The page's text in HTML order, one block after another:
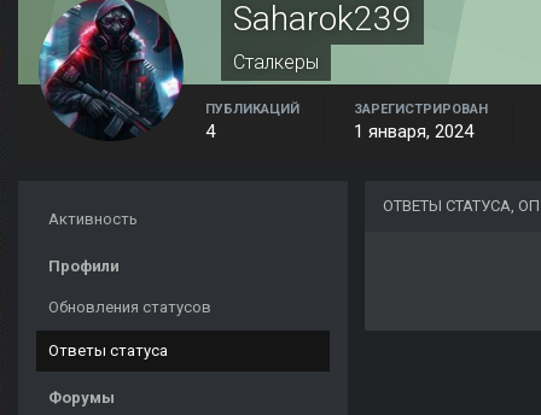
Saharok239
Сталкеры
ПУБЛИКАЦИЙ
4
ЗАРЕГИСТРИРОВАН
1 января, 2024
Активность
Профили
Обновления статусов
Ответы статуса
Форумы
ОТВЕТЫ СТАТУСА,